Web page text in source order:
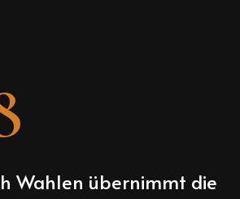
Wahlen übernimmt die